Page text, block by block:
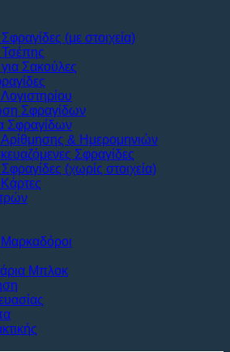
(με στοιχεία)
Τσέπης
Σακούλες
Σφραγίδων
Σφραγίδων
Αρίθμησης & Ημερομηνιών
Σφραγίδες
(χωρίς στοιχεία)
Μαρκαδόροι
Μπλοκ